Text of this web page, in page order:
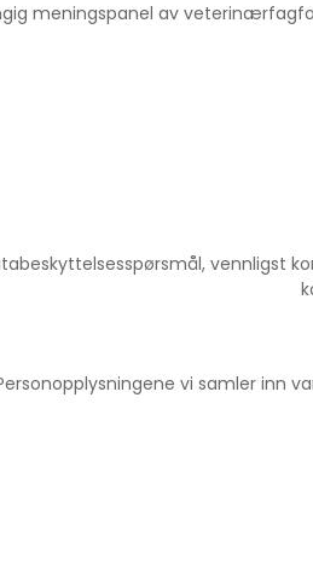
meningspanel av
vennligst
vi samler inn